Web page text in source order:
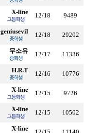
X-line 12/18 9489
geniusevil 12/18 29202
무소유 12/17 11336
H.R.T 12/16 10776
X-line 12/15 9726
X-line 12/15 10502
X-line